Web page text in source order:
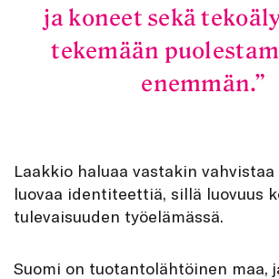
ja koneet sekä
tekemään
enemmän.
Laakkio haluaa vastakin
luovaa identiteettiä, sillä luovuus
tulevaisuuden työelämässä.
Suomi on tuotantolähtöinen maa,